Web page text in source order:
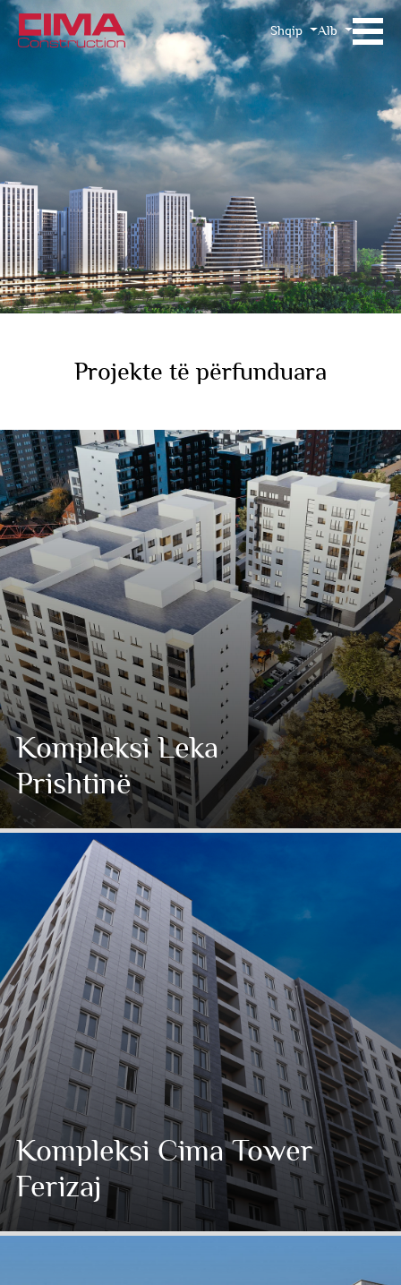
Shqip Alb
Projekte të përfunduara
Kompleksi Leka
Prishtinë
Kompleksi Cima Tower
Ferizaj